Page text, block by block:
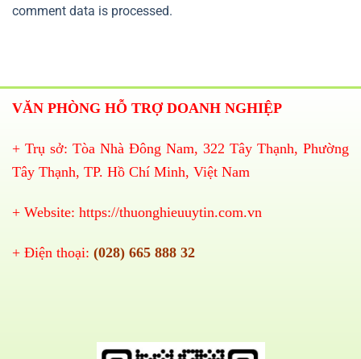
comment data is processed.
VĂN PHÒNG HỖ TRỢ DOANH NGHIỆP
+ Trụ sở: Tòa Nhà Đông Nam, 322 Tây Thạnh, Phường
Tây Thạnh, TP. Hồ Chí Minh, Việt Nam
+ Website: https://thuonghieuuytin.com.vn
+ Điện thoại: (028) 665 888 32